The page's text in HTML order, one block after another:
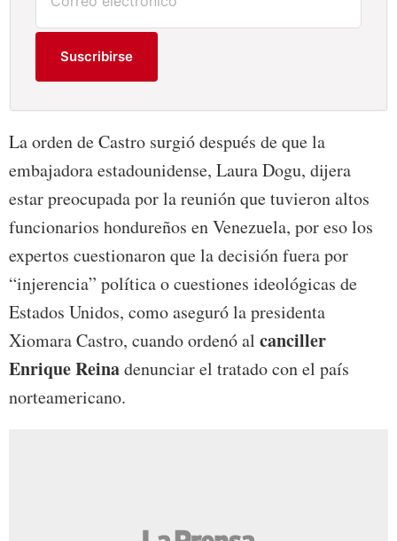
Suscribirse
La orden de Castro surgió después de que la
embajadora estadounidense, Laura Dogu, dijera
estar preocupada por la reunión que tuvieron altos
funcionarios hondureños en Venezuela, por eso los
expertos cuestionaron que la decisión fuera por
“injerencia” política o cuestiones ideológicas de
Estados Unidos, como aseguró la presidenta
Xiomara Castro, cuando ordenó al canciller
Enrique Reinadenunciar el tratado con el país
norteamericano.